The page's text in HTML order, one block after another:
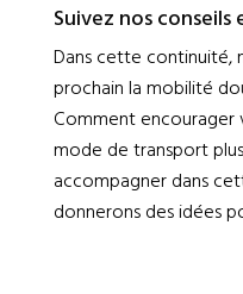
Suivez nos
Dans cette continuité,
prochain la mobilité
Comment encourager
mode de transport
accompagner dans
donnerons des idées